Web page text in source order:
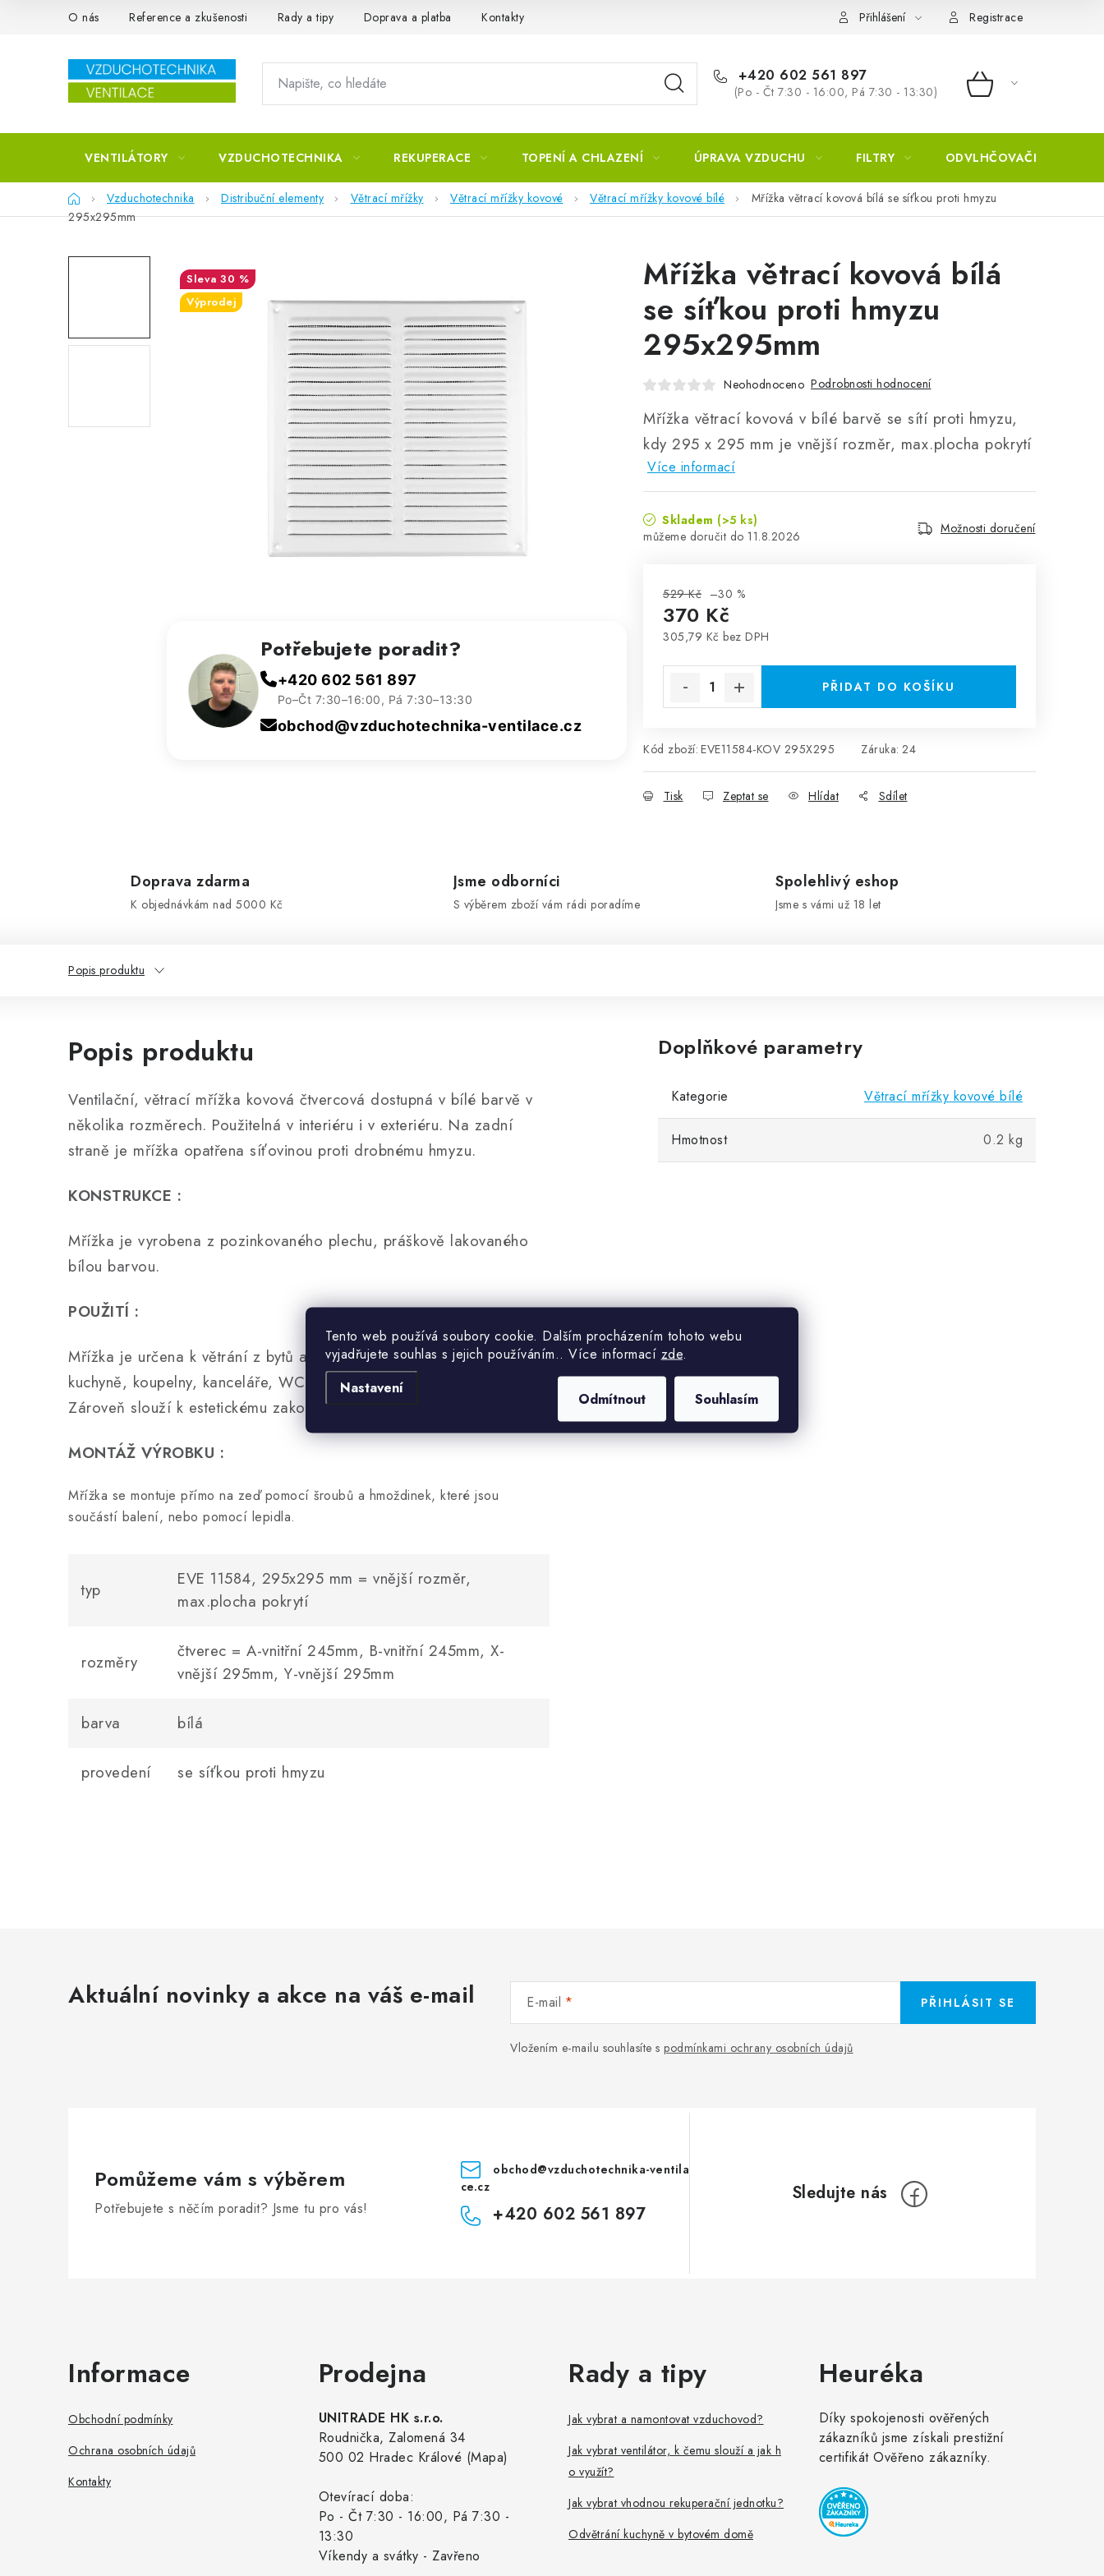
Tento web používá soubory cookie. Dalším procházením tohoto webu
vyjadřujete souhlas s jejich používáním.. Více informací zde.
Nastavení
Odmítnout Souhlasím
Přejít na obsahO nás Reference a zkušenosti Rady a tipy Doprava a platba Kontakty Přihlášení Registrace
+420 602 561 897
(Po - Čt 7:30 - 16:00, Pá 7:30 - 13:30) NÁKUPNÍ
VENTILÁTORY VZDUCHOTECHNIKA REKUPERACE TOPENÍ A CHLAZENÍ ÚPRAVA VZDUCHU FILTRY ODVLHČOVAČE
DomůVzduchotechnika Distribuční elementy Větrací mřížky Větrací mřížky kovové Větrací mřížky kovové bílé
Mřížka větrací kovová bílá se síťkou proti hmyzu
295x295mm
Mřížka větrací kovová bílá
se síťkou proti hmyzu
295x295mm
Neohodnoceno Podrobnosti hodnocení
Mřížka větrací kovová v bílé barvě se sítí proti hmyzu,
kdy 295 x 295 mm je vnější rozměr, max.plocha pokrytí
Více informací
Skladem (>5 ks)
11.8.2026
Možnosti doručení
529 Kč –30 %
370 Kč
305,79 Kč bez DPH
PŘIDAT DO KOŠÍKU
Kód zboží: EVE11584-KOV 295X295 Záruka: 24
Tisk Zeptat se Hlídat Sdílet
30 %
Výprodej
Potřebujete poradit?
+420 602 561 897
Po–Čt 7:30–16:00, Pá 7:30–13:30
obchod@vzduchotechnika-ventilace.cz
Doprava zdarma
K objednávkám nad 5000 Kč
Jsme odborníci
S výběrem zboží vám rádi poradíme
Spolehlivý eshop
Jsme s vámi už 18 let
Popis produktu
Popis produktu
Ventilační, větrací mřížka kovová čtvercová dostupná v bílé barvě v
několika rozměrech. Použitelná v interiéru i v exteriéru. Na zadní
straně je mřížka opatřena síťovinou proti drobnému hmyzu.
KONSTRUKCE :
Mřížka je vyrobena z pozinkovaného plechu, práškově lakovaného
bílou barvou.
POUŽITÍ :
Mřížka je určena k větrání z bytů a jiných objektů, jako jsou
kuchyně, koupelny, kanceláře, WC, prodejny, sklady, garáže apod.
Zároveň slouží k estetickému zakončení ventilačního vedení.
MONTÁŽ VÝROBKU :
Mřížka se montuje přímo na zeď pomocí šroubů a hmoždinek, které jsou
součástí balení, nebo pomocí lepidla.
typ
EVE 11584, 295x295 mm = vnější rozměr,
max.plocha pokrytí
rozměry
čtverec = A-vnitřní 245mm, B-vnitřní 245mm, X-
vnější 295mm, Y-vnější 295mm
barva bílá
provedení se síťkou proti hmyzu
Doplňkové parametry
Kategorie Větrací mřížky kovové bílé
Hmotnost 0.2 kg
Aktuální novinky a akce na váš e-mail E-mail
Vložením e-mailu souhlasíte s podmínkami ochrany osobních údajů
PŘIHLÁSIT SE
Pomůžeme vám s výběrem
Potřebujete s něčím poradit? Jsme tu pro vás!
obchod@vzduchotechnika-ventila
ce.cz
+420 602 561 897
Informace
Obchodní podmínky
Ochrana osobních údajů
Kontakty
Prodejna
UNITRADE HK s.r.o.
Roudnička, Zalomená 34
500 02 Hradec Králové (Mapa)
Otevírací doba:
Po - Čt 7:30 - 16:00, Pá 7:30 -
13:30
Víkendy a svátky - Zavřeno
Rady a tipy
Jak vybrat a namontovat vzduchovod?
Jak vybrat ventilátor, k čemu slouží a jak h
o využít?
Jak vybrat vhodnou rekuperační jednotku?
Odvětrání kuchyně v bytovém domě
Heuréka
Díky spokojenosti ověřených
zákazníků jsme získali prestižní
certifikát Ověřeno zákazníky.